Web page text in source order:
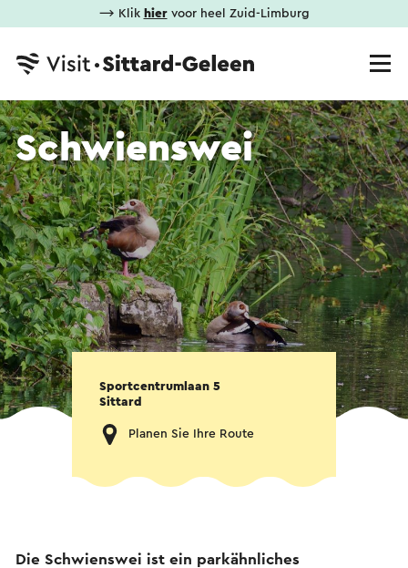
⟶ Klik hiervoor heel Zuid-Limburg
Schwienswei
Sportcentrumlaan 5
Sittard
Planen Sie Ihre Route
Die Schwienswei ist ein parkähnliches